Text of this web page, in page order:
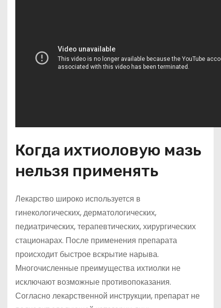
Когда ихтиоловую мазь
нельзя применять
Лекарство широко используется в
гинекологических, дерматологических,
педиатрических, терапевтических, хирургических
стационарах. После применения препарата
происходит быстрое вскрытие нарыва.
Многочисленные преимущества ихтиолки не
исключают возможные противопоказания.
Согласно лекарственной инструкции, препарат не